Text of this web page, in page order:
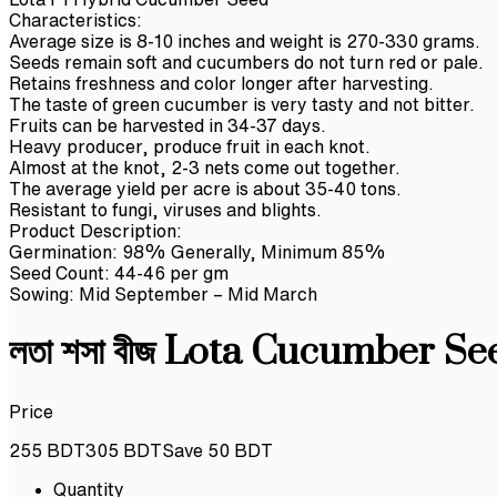
Characteristics:
Average size is 8-10 inches and weight is 270-330 grams.
Seeds remain soft and cucumbers do not turn red or pale.
Retains freshness and color longer after harvesting.
The taste of green cucumber is very tasty and not bitter.
Fruits can be harvested in 34-37 days.
Heavy producer, produce fruit in each knot.
Almost at the knot, 2-3 nets come out together.
The average yield per acre is about 35-40 tons.
Resistant to fungi, viruses and blights.
Product Description:
Germination: 98% Generally, Minimum 85%
Seed Count: 44-46 per gm
Sowing: Mid September – Mid March
লতা শসা বীজ Lota Cucumber
Price
255 BDT305 BDTSave 50 BDT
Quantity